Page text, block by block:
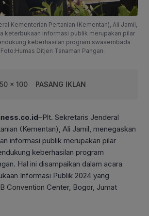
Kementerian Pertanian (Kementan), Ali Jamil,
keterbukaan informasi publik merupakan pilar
keberhasilan program swasembada
Ditjen Tanaman Pangan.
x 100 PASANG IKLAN
–Plt. Sekretaris Jenderal
(Kementan), Ali Jamil, menegaskan
informasi publik merupakan pilar
keberhasilan program
Hal ini disampaikan dalam acara
Informasi Publik 2024 yang
Convention Center, Bogor, Jumat